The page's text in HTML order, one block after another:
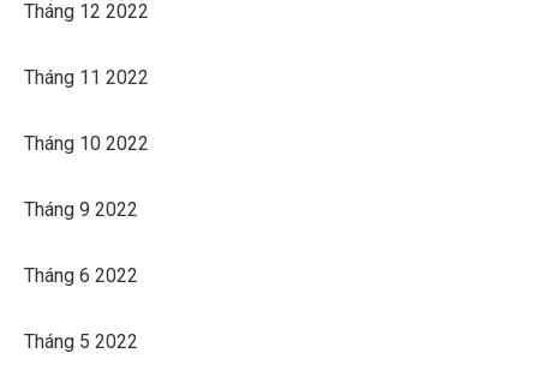
Tháng 12 2022
Tháng 11 2022
Tháng 10 2022
Tháng 9 2022
Tháng 6 2022
Tháng 5 2022